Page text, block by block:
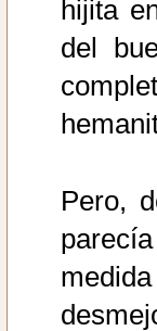
hijita
del
Pero,